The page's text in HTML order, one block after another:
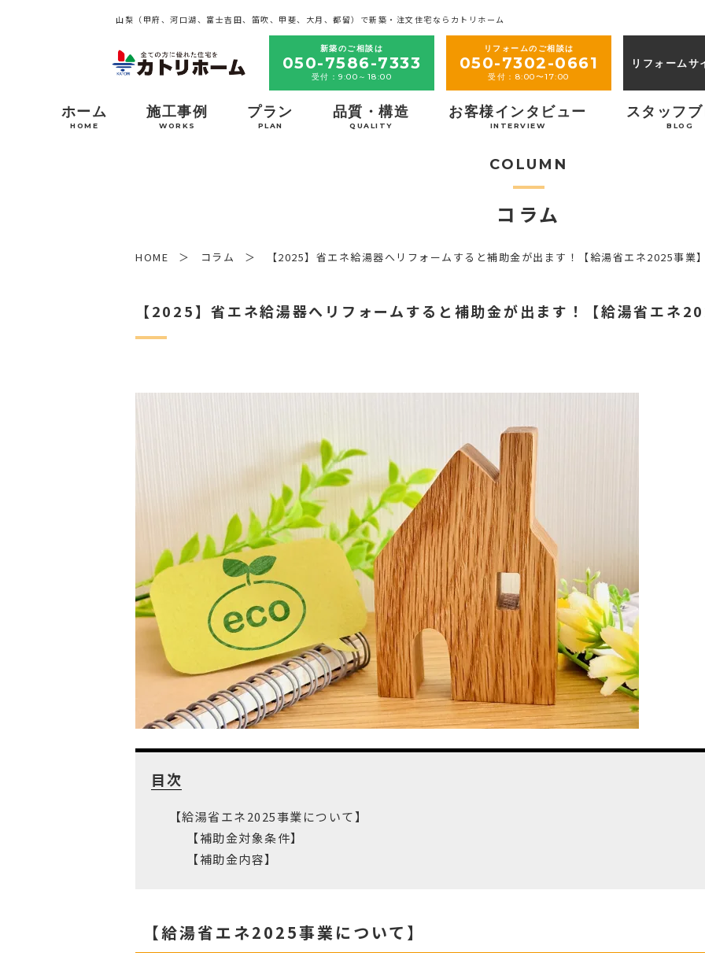
山梨（甲府、河口湖、富士吉田、笛吹、甲斐、大月、都留）で新築・注文住宅ならカトリホーム
新築のご相談は
050-7586-7333
受付：9:00～18:00
リフォームのご相談は
050-7302-0661
受付：8:00〜17:00
リフォームサ
ホーム
HOME
施工事例
WORKS
プラン
PLAN
品質・構造
QUALITY
お客様インタビュー
INTERVIEW
スタッフ
BLOG
COLUMN
コラム
HOME コラム 【2025】省エネ給湯器へリフォームすると補助金が出ます！【給湯省エネ2025事業】
【2025】省エネ給湯器へリフォームすると補助金が出ます！【給湯省エネ
目次
【給湯省エネ2025事業について】
【補助金対象条件】
【補助金内容】
【給湯省エネ2025事業について】